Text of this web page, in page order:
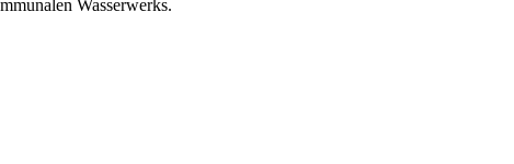
Wasserwerks.